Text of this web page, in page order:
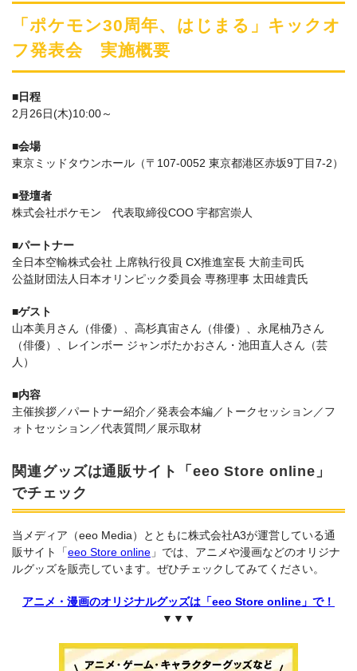
「ポケモン30周年、はじまる」キックオ
フ発表会 実施概要
■日程
2月26日(木)10:00～
■会場
東京ミッドタウンホール（〒107-0052 東京都港区赤坂9丁目7-2）
■登壇者
株式会社ポケモン 代表取締役COO 宇都宮崇人
■パートナー
全日本空輸株式会社 上席執行役員 CX推進室長 大前圭司氏
公益財団法人日本オリンピック委員会 専務理事 太田雄貴氏
■ゲスト
山本美月さん（俳優）、高杉真宙さん（俳優）、永尾柚乃さん
（俳優）、レインボー ジャンボたかおさん・池田直人さん（芸
人）
■内容
主催挨拶／パートナー紹介／発表会本編／トークセッション／フ
ォトセッション／代表質問／展示取材
関連グッズは通販サイト「eeo Store online」
でチェック
当メディア（eeo Media）とともに株式会社A3が運営している通
販サイト「eeo Store online 」では、アニメや漫画などのオリジナ
ルグッズを販売しています。ぜひチェックしてみてください。
アニメ・漫画のオリジナルグッズは「eeo Store online」で！
▼▼▼